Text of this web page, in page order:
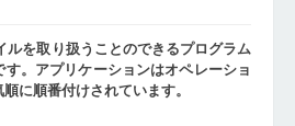
ルを取り扱うことのできるプログラム
。アプリケーションはオペレーショ
に順番付けされています。